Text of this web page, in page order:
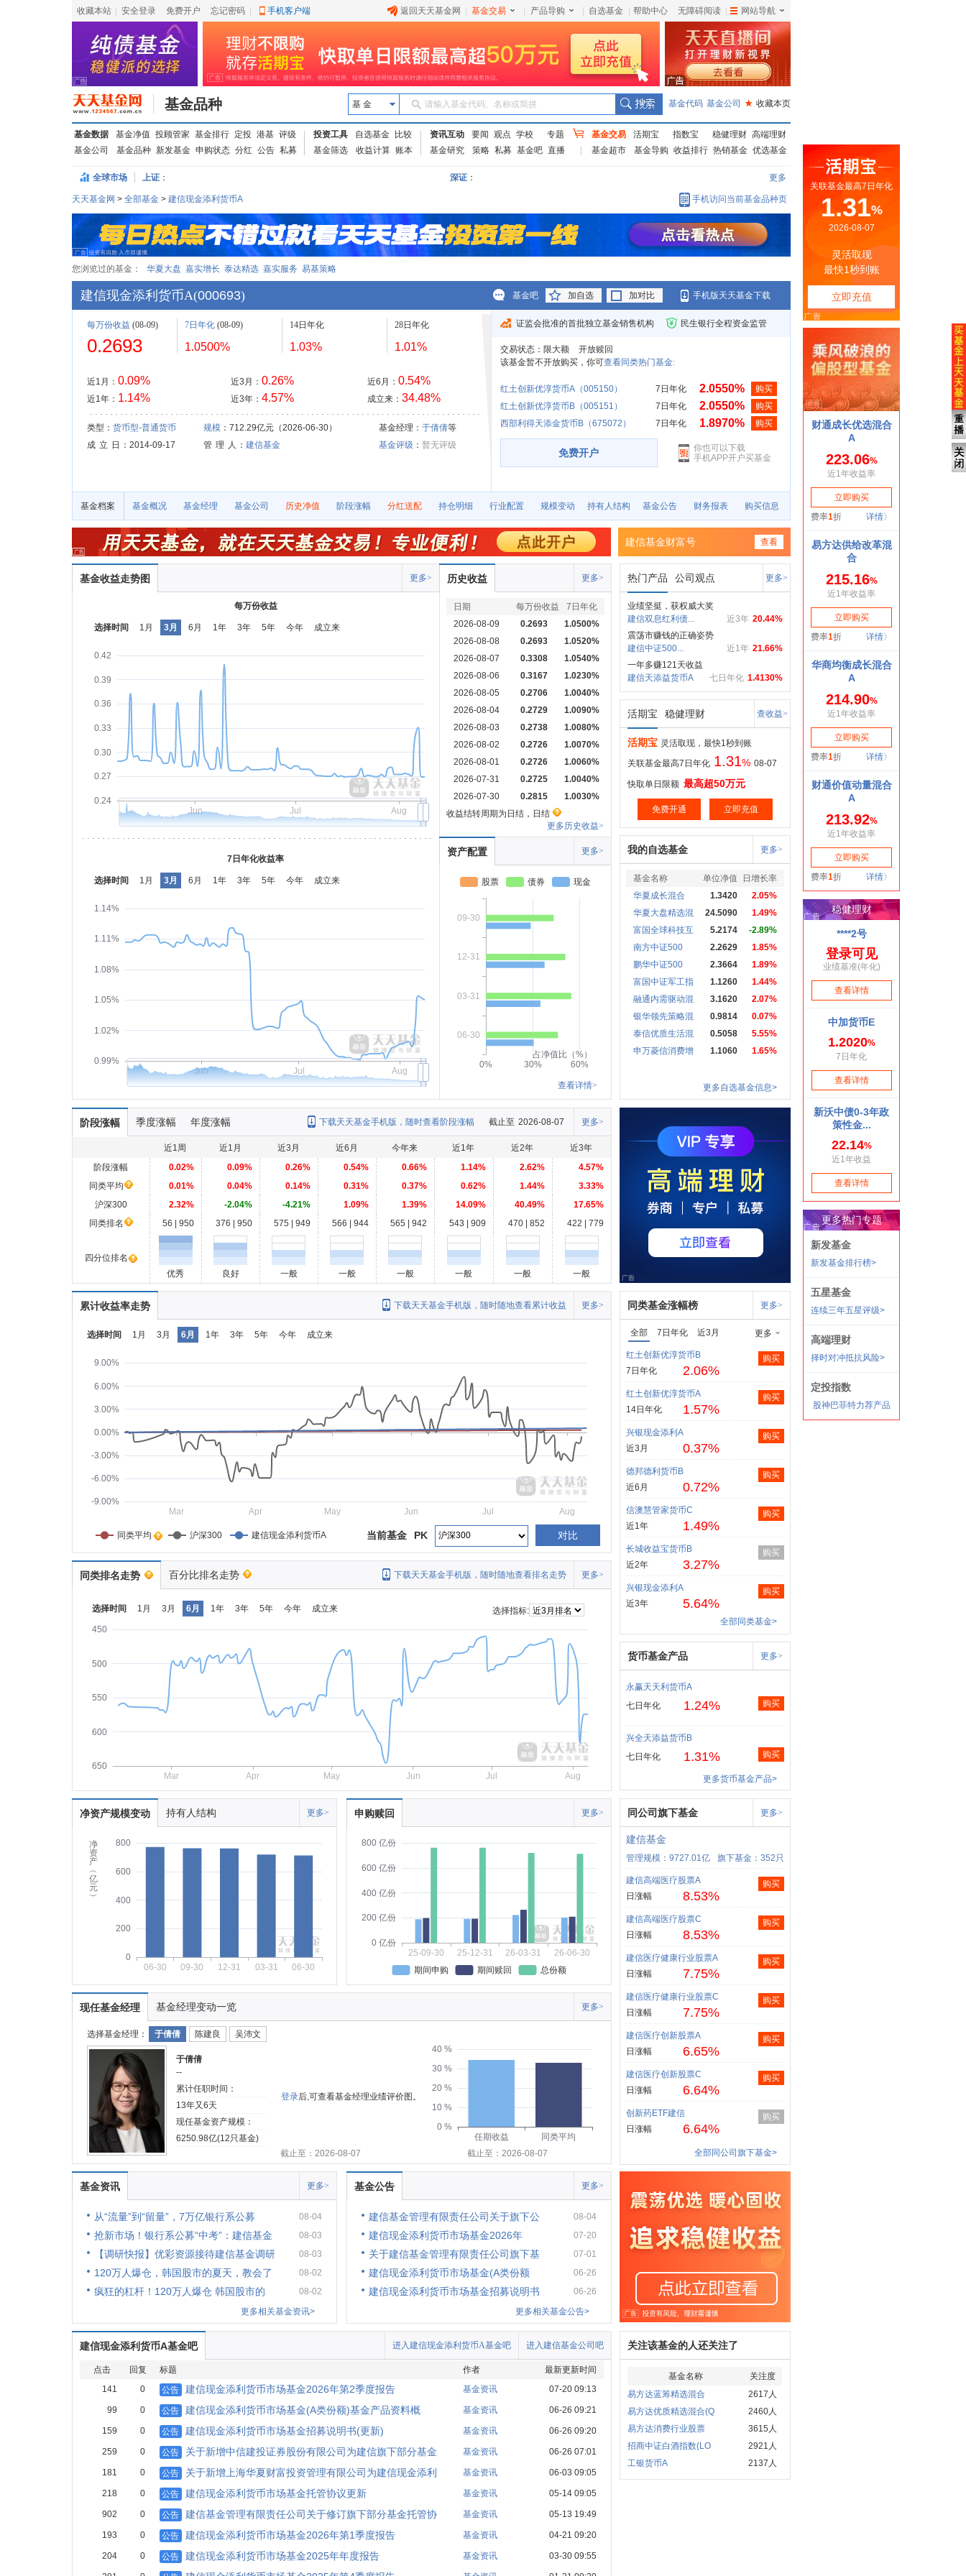
收藏本站 安全登录 免费开户 忘记密码 手机客户端 返回天天基金网 基金交易 产品导购 自选基金 帮助中心 无障碍阅读 网站导航
基金品种 基 金 请输入基金代码、名称或简拼 基金代码 基金公司 ★ 收藏本页
基金数据 基金净值 投顾管家 基金排行 定投 港基 评级
基金公司
基金品种 新发基金 申购状态 分红 公告 私募
投资工具 自选基金
比较
基金筛选
收益计算 账本
资讯互动 要闻 观点 学校
专题
基金研究
策略 私募 基金吧 直播
基金交易 活期宝 指数宝 稳健理财 高端理财
基金超市
基金导购 收益排行 热销基金 优选基金
全球市场 上证： 深证： 更多
天天基金网 > 全部基金 > 建信现金添利货币A 手机访问当前基金品种页
您浏览过的基金： 华夏大盘 嘉实增长 泰达精选 嘉实服务 易基策略
建信现金添利货币A(000693) 基金吧 加自选 加对比 手机版天天基金下载
每万份收益 (08-09)
0.2693
7日年化 (08-09)
1.0500%
14日年化
1.03%
28日年化
1.01%
近1月： 0.09%
近1年： 1.14%
近3月： 0.26%
近3年： 4.57%
近6月： 0.54%
成立来： 34.48%
类型： 货币型-普通货币 规模：712.29亿元（2026-06-30） 基金经理： 于倩倩等
成 立 日
：2014-09-17 管 理 人 ： 建信基金 基金评级 ： 暂无评级
证监会批准的首批独立基金销售机构 民生银行全程资金监管
交易状态： 限大额
开放赎回
该基金暂不开放购买，你可查看同类热门基金:
红土创新优淳货币A（005150） 7日年化 2.0550%
购买
红土创新优淳货币B（005151）
7日年化 2.0550%
购买
西部利得天添金货币B（675072）
7日年化 1.8970% 购买
免费开户
你也可以下载
手机APP开户买基金
基金档案 基金概况 基金经理 基金公司 历史净值 阶段涨幅 分红送配 持仓明细 行业配置 规模变动 持有人结构 基金公告 财务报表 购买信息
建信基金财富号 查看
基金收益走势图 更多>
每万份收益
选择时间 1月 3月 6月 1年 3年 5年 今年 成立来
0.24
0.27
0.30
0.33
0.36
0.39
0.42
Jun Jul Aug
7日年化收益率
选择时间 1月 3月 6月 1年 3年 5年 今年 成立来
0.99%
1.02%
1.05%
1.08%
1.11%
1.14%
Jun Jul Aug
历史收益 更多>
日期 每万份收益
7日年化
2026-08-09
0.2693
1.0500%
2026-08-08
0.2693
1.0520%
2026-08-07
0.3308
1.0540%
2026-08-06
0.3167
1.0230%
2026-08-05
0.2706
1.0040%
2026-08-04
0.2729
1.0090%
2026-08-03
0.2738
1.0080%
2026-08-02
0.2726
1.0070%
2026-08-01
0.2726
1.0060%
2026-07-31
0.2725
1.0040%
2026-07-30
0.2815
1.0030%
收益结转周期为日结，日结
更多历史收益>
资产配置 更多>
占净值比（%）
06-30
03-31
12-31
09-30
0% 30% 60%
股票 债券 现金
查看详情>
热门产品 公司观点 更多>
业绩坚挺，获权威大奖
20.44%
近3年
建信双息红利债...
震荡市赚钱的正确姿势
21.66%
近1年
建信中证500...
一年多赚121天收益
1.4130%
七日年化
建信天添益货币A
活期宝 稳健理财 查收益>
活期宝 灵活取现，最快1秒到账
关联基金最高7日年化 1.31% 08-07
快取单日限额 最高超50万元
免费开通 立即充值
我的自选基金 更多>
基金名称 单位净值
日增长率
华夏成长混合
1.3420
2.05%
华夏大盘精选混
24.5090
1.49%
富国全球科技互
5.2174
-2.89%
南方中证500
2.2629
1.85%
鹏华中证500
2.3664
1.89%
富国中证军工指
1.1260
1.44%
融通内需驱动混
3.1620
2.07%
银华领先策略混
0.9814
0.07%
泰信优质生活混
0.5058
5.55%
申万菱信消费增
1.1060 1.65%
更多自选基金信息>
阶段涨幅 季度涨幅 年度涨幅 更多>
截止至 2026-08-07
下载天天基金手机版，随时查看阶段涨幅
近1周 近1月 近3月 近6月 今年来 近1年 近2年
近3年
阶段涨幅
0.02% 0.09% 0.26% 0.54% 0.66% 1.14% 2.62%
4.57%
同类平均
0.01% 0.04% 0.14% 0.31% 0.37% 0.62% 1.44%
3.33%
沪深300
2.32% -2.04% -4.21% 1.09% 1.39% 14.09% 40.49%
17.65%
同类排名
56 | 950 376 | 950 575 | 949 566 | 944 565 | 942 543 | 909 470 | 852 422 | 779
四分位排名
优秀
良好 一般 一般 一般 一般 一般 一般
累计收益率走势 更多>
下载天天基金手机版，随时随地查看累计收益
选择时间 1月 3月 6月 1年 3年 5年 今年 成立来
-9.00%
-6.00%
-3.00%
0.00%
3.00%
6.00%
9.00%
Mar Apr May Jun Jul Aug
同类平均 沪深300 建信现金添利货币A 对比
PK
当前基金
同类排名走势 百分比排名走势 更多>
下载天天基金手机版，随时随地查看排名走势
选择时间 1月 3月 6月 1年 3年 5年 今年 成立来
选择指标:
450
500
550
600
650
Mar
Apr May Jun Jul Aug
同类基金涨幅榜 更多>
全部 7日年化 近3月 更多
红土创新优淳货币B
7日年化
2.06%
购买
红土创新优淳货币A
14日年化
1.57%
购买
兴银现金添利A
近3月
0.37%
购买
德邦德利货币B
近6月
0.72%
购买
信澳慧管家货币C
近1年
1.49%
购买
长城收益宝货币B
近2年
3.27%
购买
兴银现金添利A
近3年
5.64%
购买
全部同类基金>
货币基金产品 更多>
永赢天天利货币A
七日年化
1.24% 购买
兴全天添益货币B
七日年化
1.31% 购买
更多货币基金产品>
净资产规模变动 持有人结构 更多>
净
资
产
︵
亿
元
︶
0
200
400
600
800
06-30 09-30 12-31 03-31 06-30
申购赎回 更多>
0 亿份
200 亿份
400 亿份
600 亿份
800 亿份
25-09-30 25-12-31 26-03-31
26-06-30
期间申购
期间赎回 总份额
现任基金经理 基金经理变动一览 更多>
选择基金经理： 于倩倩 陈建良 吴沛文
于倩倩
--
累计任职时间：
13年又6天
现任基金资产规模：
6250.98亿(12只基金)
登录后,可查看基金经理业绩评价图。
0 %
10 %
20 %
30 %
40 %
任期收益
同类平均
截止至：2026-08-07
截止至：2026-08-07
同公司旗下基金 更多>
建信基金
管理规模：9727.01亿 旗下基金：352只
建信高端医疗股票A
日涨幅
8.53%
购买
建信高端医疗股票C
日涨幅
8.53%
购买
建信医疗健康行业股票A
日涨幅
7.75%
购买
建信医疗健康行业股票C
日涨幅
7.75%
购买
建信医疗创新股票A
日涨幅
6.65%
购买
建信医疗创新股票C
日涨幅
6.64%
购买
创新药ETF建信
日涨幅
6.64%
购买
全部同公司旗下基金>
基金资讯 更多>
从“流量”到“留量”，7万亿银行系公募 08-04
抢新市场！银行系公募“中考”：建信基金 08-03
【调研快报】优彩资源接待建信基金调研 08-03
120万人爆仓，韩国股市的夏天，教会了 08-02
疯狂的杠杆！120万人爆仓 韩国股市的
08-02
更多相关基金资讯>
基金公告 更多>
建信基金管理有限责任公司关于旗下公 08-04
建信现金添利货币市场基金2026年 07-20
关于建信基金管理有限责任公司旗下基 07-01
建信现金添利货币市场基金(A类份额 06-26
建信现金添利货币市场基金招募说明书
06-26
更多相关基金公告>
建信现金添利货币A基金吧 进入建信基金公司吧
进入建信现金添利货币A基金吧
点击 回复 标题 作者
最新更新时间
141
0 公告 建信现金添利货币市场基金2026年第2季度报告 基金资讯 07-20 09:13
99 0 公告 建信现金添利货币市场基金(A类份额)基金产品资料概 基金资讯 06-26 09:21
159 0 公告 建信现金添利货币市场基金招募说明书(更新) 基金资讯 06-26 09:20
259 0 公告 关于新增中信建投证券股份有限公司为建信旗下部分基金 基金资讯 06-26 07:01
181 0 公告 关于新增上海华夏财富投资管理有限公司为建信现金添利 基金资讯 06-03 09:05
218 0 公告 建信现金添利货币市场基金托管协议更新 基金资讯 05-14 09:05
902 0 公告 建信基金管理有限责任公司关于修订旗下部分基金托管协 基金资讯 05-13 19:49
193 0 公告 建信现金添利货币市场基金2026年第1季度报告 基金资讯 04-21 09:20
204 0 公告 建信现金添利货币市场基金2025年年度报告 基金资讯 03-30 09:55
关注该基金的人还关注了
基金名称
关注度
易方达蓝筹精选混合
2617人
易方达优质精选混合(Q
2460人
易方达消费行业股票
3615人
招商中证白酒指数(LO
2921人
工银货币A
2137人